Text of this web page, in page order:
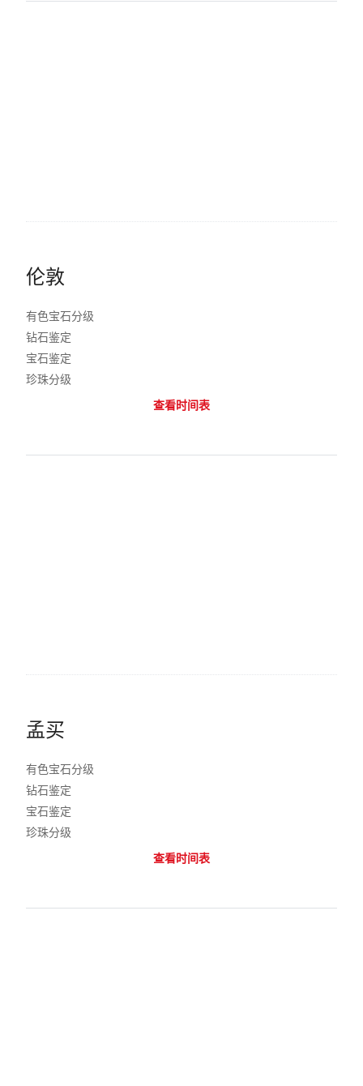
伦敦
有色宝石分级
钻石鉴定
宝石鉴定
珍珠分级
查看时间表
孟买
有色宝石分级
钻石鉴定
宝石鉴定
珍珠分级
查看时间表